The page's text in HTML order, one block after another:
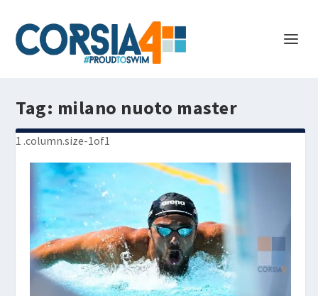
Tag: milano nuoto master